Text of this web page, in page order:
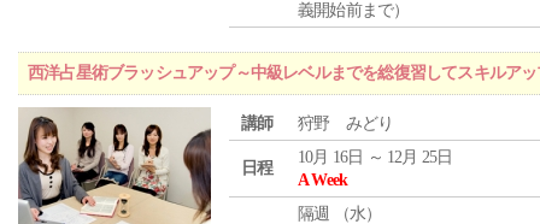
義開始前まで）
西洋占星術ブラッシュアップ～中級レベルまでを総復習してスキルア
講師 狩野 みどり
日程
10月 16日 ～ 12月 25日
A Week
隔週 （水）